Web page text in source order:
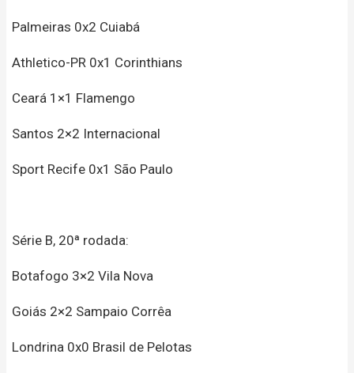
Palmeiras 0x2 Cuiabá
Athletico-PR 0x1 Corinthians
Ceará 1×1 Flamengo
Santos 2×2 Internacional
Sport Recife 0x1 São Paulo
Série B, 20ª rodada:
Botafogo 3×2 Vila Nova
Goiás 2×2 Sampaio Corrêa
Londrina 0x0 Brasil de Pelotas